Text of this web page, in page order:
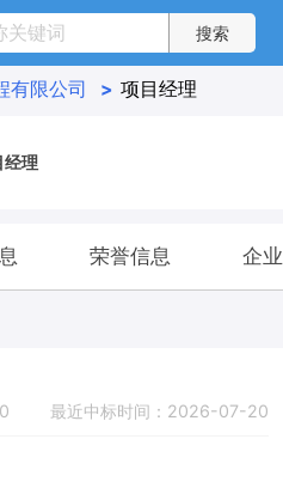
有限公司 > 项目经理
经理
荣誉信息 企
最近中标时间：2026-07-20